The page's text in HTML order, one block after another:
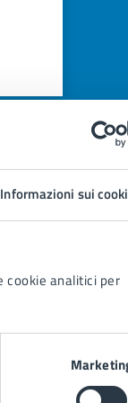
Informazioni sui
cookie analitici per